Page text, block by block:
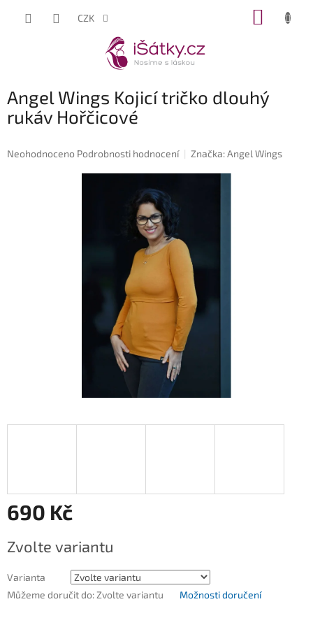
CZK
Angel Wings Kojicí tričko dlouhý
rukáv Hořčicové
Průměrné
Neohodnoceno Podrobnosti hodnocení Značka:Angel Wings
690 Kč
cena:
Zvolte variantu
Varianta
Můžeme doručit do: Zvolte variantu Možnosti doručení